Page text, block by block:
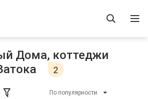
Дома, коттеджи
2
По популярности